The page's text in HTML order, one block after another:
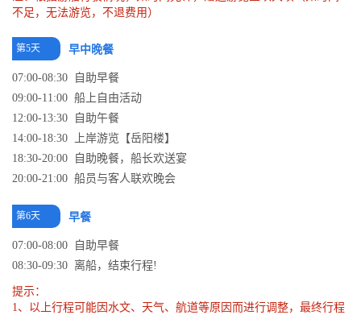
不足，无法游览，不退费用）
第5天 早中晚餐
07:00-08:30 自助早餐
09:00-11:00 船上自由活动
12:00-13:30 自助午餐
14:00-18:30 上岸游览【岳阳楼】
18:30-20:00 自助晚餐，船长欢送宴
20:00-21:00 船员与客人联欢晚会
第6天 早餐
07:00-08:00 自助早餐
08:30-09:30 离船，结束行程!
提示：
1、以上行程可能因水文、天气、航道等原因而进行调整，最终行程